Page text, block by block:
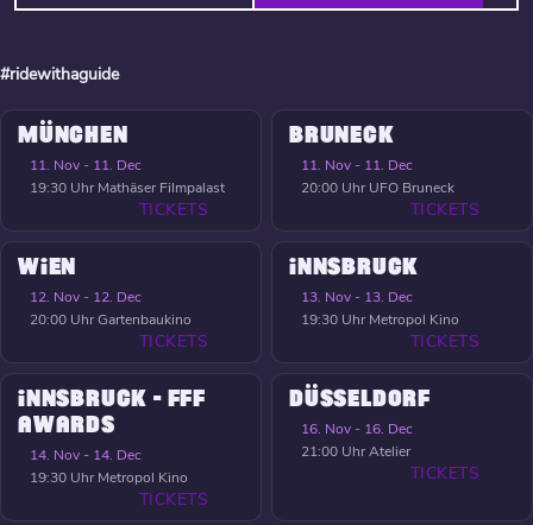
#ridewithaguide
MÜNCHEN
11. Nov - 11. Dec
19:30 Uhr Mathäser Filmpalast
TICKETS
BRUNECK
11. Nov - 11. Dec
20:00 Uhr UFO Bruneck
TICKETS
WIEN
12. Nov - 12. Dec
20:00 UhrGartenbaukino
TICKETS
INNSBRUCK
13. Nov - 13. Dec
19:30 Uhr Metropol Kino
TICKETS
INNSBRUCK - FFF
AWARDS
14. Nov - 14. Dec
19:30 Uhr Metropol Kino
TICKETS
DÜSSELDORF
16. Nov - 16. Dec
21:00 UhrAtelier
TICKETS